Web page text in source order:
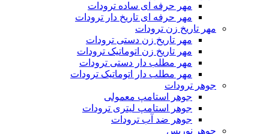
مهر حرفه ای ساده ترودات
مهر حرفه ای تاریخ دار ترودات
مهر تاریخ زن ترودات
مهر تاریخ زن دستی ترودات
مهر تاریخ زن اتوماتیک ترودات
مهر مطلب دار دستی ترودات
مهر مطلب دار اتوماتیک ترودات
جوهر ترودات
جوهر استامپ معمولی
جوهر استامپ لیتری ترودات
جوهر ضد آب ترودات
جوهر نوریس